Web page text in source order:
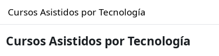
Cursos Asistidos por Tecnología
Cursos Asistidos por Tecnología